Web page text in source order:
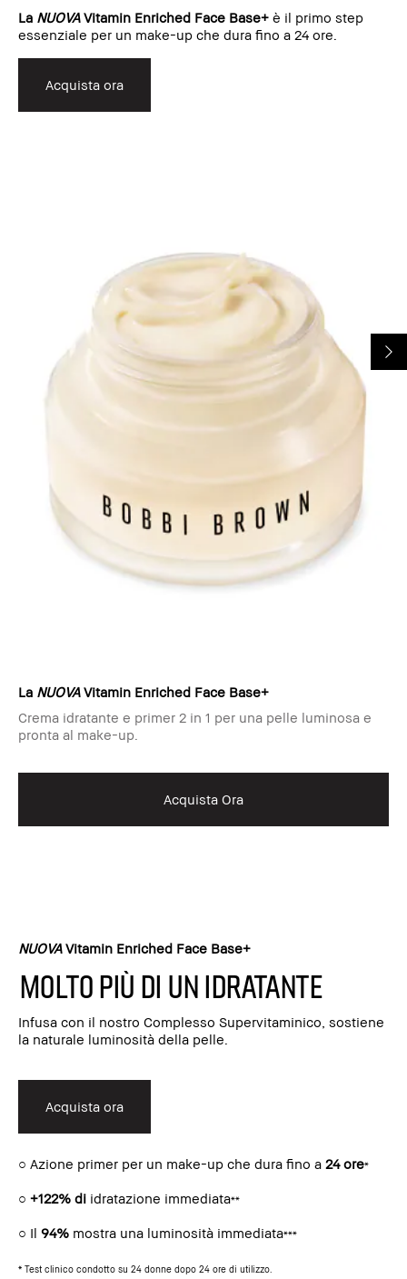
La NUOVAVitamin Enriched Face Base+ è il primo step
essenziale per un make-up che dura fino a 24 ore.
Acquista ora
La NUOVAVitamin Enriched Face Base+
Crema idratante e primer 2 in 1 per una pelle luminosa e
pronta al make-up.
Acquista Ora
NUOVAVitamin Enriched Face Base+
Molto più di un idratante
Infusa con il nostro Complesso Supervitaminico, sostiene
la naturale luminosità della pelle.
Acquista ora
○ Azione primer per un make-up che dura fino a 24 ore*
○ +122% di idratazione immediata**
○ Il 94% mostra una luminosità immediata***
* Test clinico condotto su 24 donne dopo 24 ore di utilizzo.